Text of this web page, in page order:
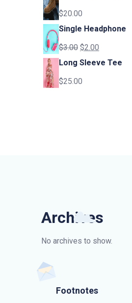
$20.00
Single Headphone
$3.00 $2.00
Long Sleeve Tee
$25.00
Archives
No archives to show.
Footnotes